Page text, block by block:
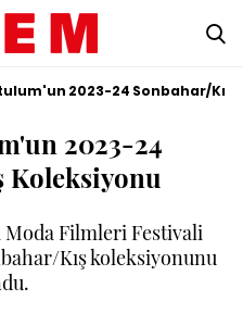
2023-24 Sonbahar/Kış
2023-24
Koleksiyonu
Filmleri Festivali
Kış koleksiyonunu